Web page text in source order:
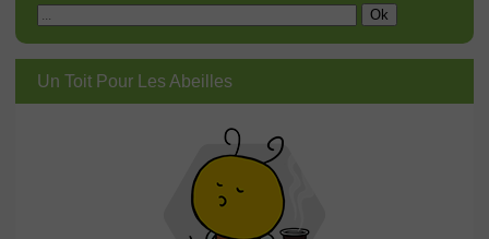
Un Toit Pour Les Abeilles